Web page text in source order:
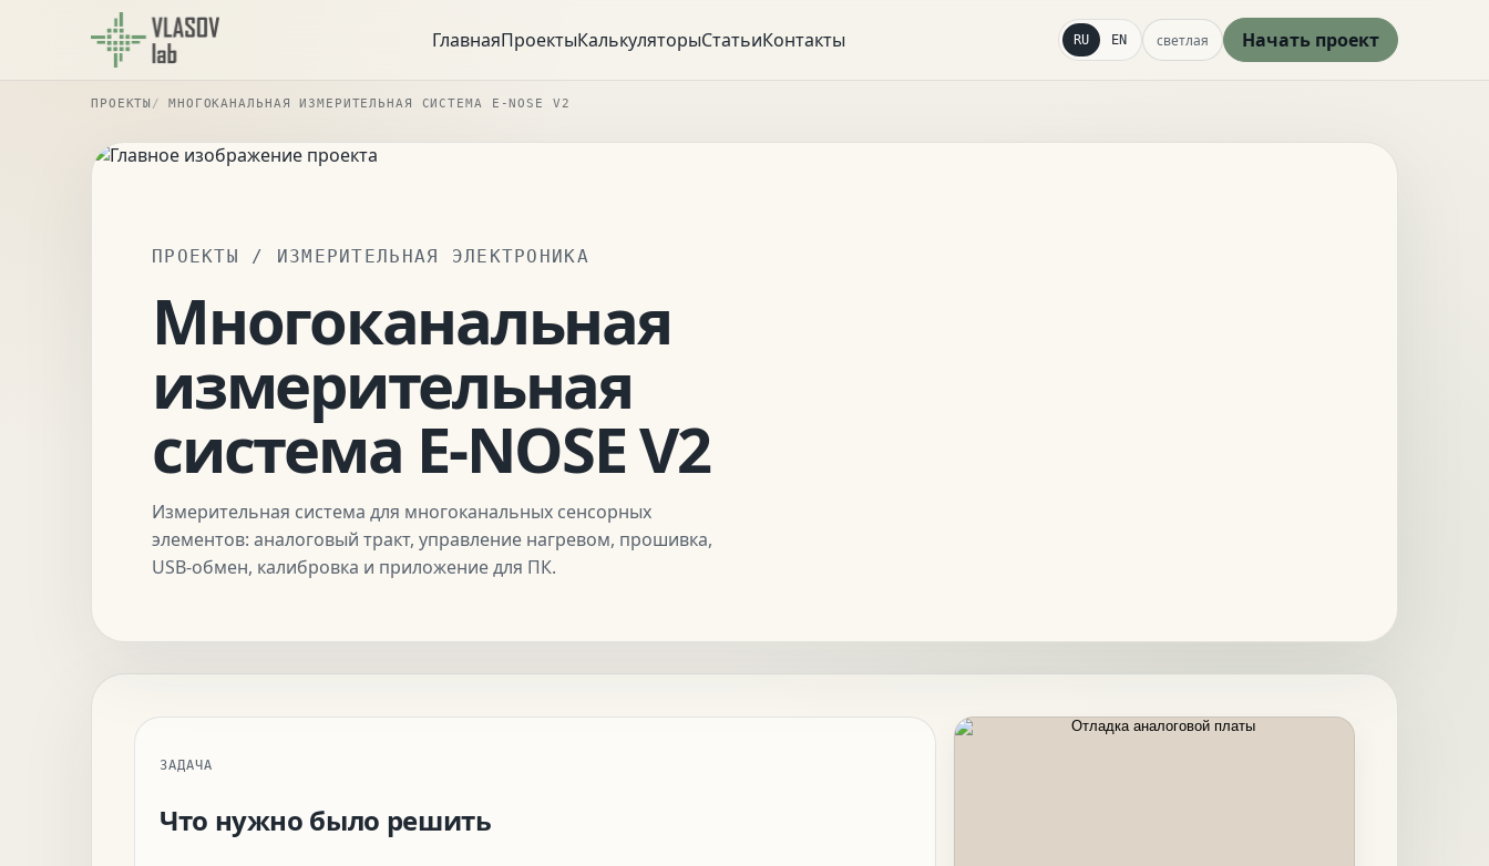
ГлавнаяПроектыКалькуляторыСтатьиКонтакты RU EN светлая Начать проект
ПРОЕКТЫ МНОГОКАНАЛЬНАЯ ИЗМЕРИТЕЛЬНАЯ СИСТЕМА E-NOSE V2
ПРОЕКТЫ / ИЗМЕРИТЕЛЬНАЯ ЭЛЕКТРОНИКА
Многоканальная
измерительная
система E-NOSE V2
Измерительная система для многоканальных сенсорных
элементов: аналоговый тракт, управление нагревом, прошивка,
USB-обмен, калибровка и приложение для ПК.
ЗАДАЧА
Что нужно было решить